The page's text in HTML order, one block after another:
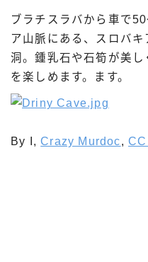
ブラチスラバから車で
ア山脈にある、スロバ
洞。鍾乳石や石筍が美
を楽しめます。ます。
By I,Crazy Murdoc,